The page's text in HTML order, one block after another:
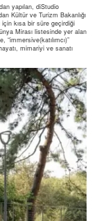
yapılan, diStudio
Kültür ve Turizm Bakanlığı
için kısa bir süre geçirdiği
Mirası listesinde yer alan
mimariyi ve sanatı